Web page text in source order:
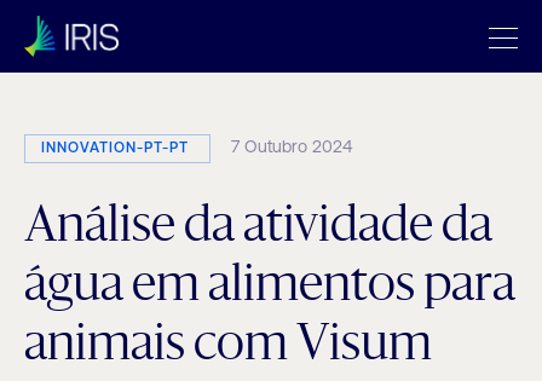
INNOVATION-PT-PT 7 Outubro 2024
Análise da atividade da
água em alimentos para
animais com Visum